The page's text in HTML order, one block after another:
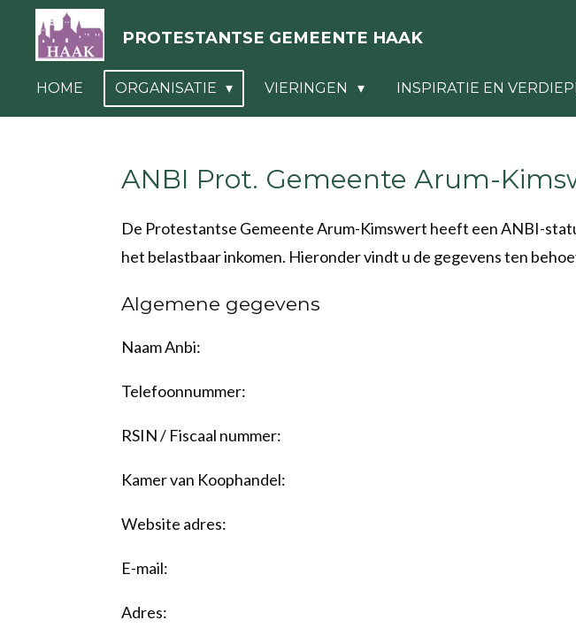
direct
naar
PROTESTANTSE GEMEENTE HAAK
HOME ORGANISATIE VIERINGEN INSPIRATIE EN
ANBI Prot. Gemeente Arum-
De Protestantse Gemeente Arum-Kimswert heeft een ANBI-
het belastbaar inkomen. Hieronder vindt u de gegevens ten
Algemene gegevens
Naam Anbi:
Telefoonnummer:
RSIN / Fiscaal nummer:
Kamer van Koophandel:
Website adres:
E-mail:
Adres: